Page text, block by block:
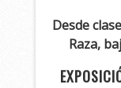
Desde
Raza,